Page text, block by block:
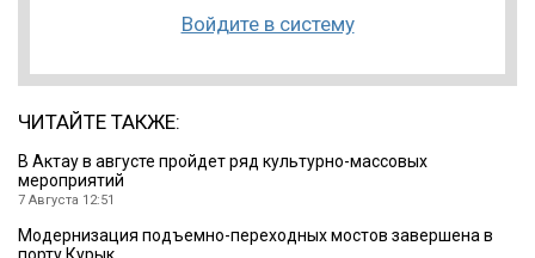
Войдите в систему
ЧИТАЙТЕ ТАКЖЕ:
В Актау в августе пройдет ряд культурно-массовых
мероприятий
7 Августа 12:51
Модернизация подъемно-переходных мостов завершена в